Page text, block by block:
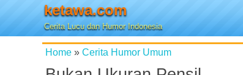
ketawa.com
Cerita Lucu dan Humor Indonesia
Home » Cerita Humor Umum